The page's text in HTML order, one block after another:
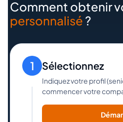
Comment obtenir
personnalisé ?
1 Sélectionnez
Indiquez votre profil
commencer votre